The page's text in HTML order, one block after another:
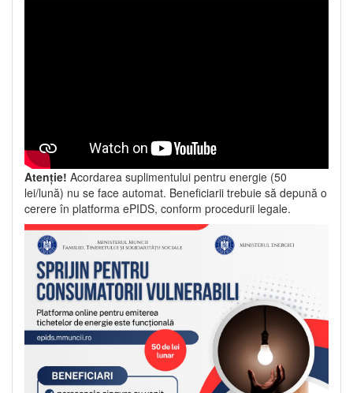
Atenție! Acordarea suplimentului pentru energie (50
lei/lună) nu se face automat. Beneficiarii trebuie să depună o
cerere în platforma ePIDS, conform procedurii legale.